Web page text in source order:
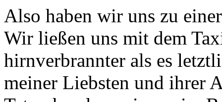
Also haben wir uns zu
Wir ließen uns mit dem
hirnverbrannter als es
meiner Liebsten und ihrer